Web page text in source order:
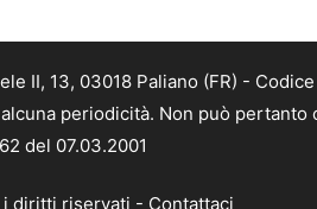
II, 13, 03018 Paliano (FR) -
periodicità. Non può
del 07.03.2001
diritti riservati - Contattaci